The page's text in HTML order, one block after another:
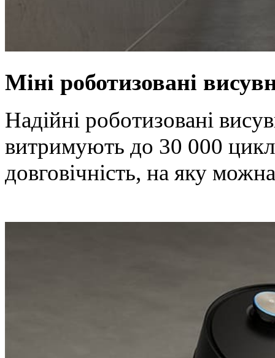
Міні роботизовані
Надійні роботизовані
витримують до 30 000
довговічність, на яку